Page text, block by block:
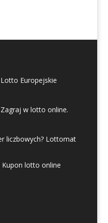
Europejskie
w lotto online.
liczbowych? Lottomat
lotto online